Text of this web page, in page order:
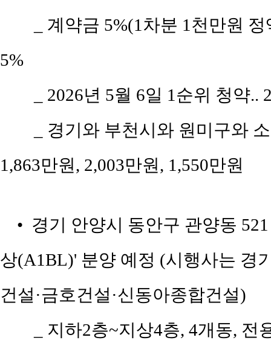
_ 계약금 5%(1차분 1천만원
5%
_ 2026년 5월 6일 1순위 청약
_ 경기와 부천시와 원미구와
1,863만원, 2,003만원, 1,550만원
• 경기 안양시 동안구 관양동
상(A1BL)' 분양 예정 (시행사는 경
건설·금호건설·신동아종합건설)
_ 지하2층~지상4층, 4개동,